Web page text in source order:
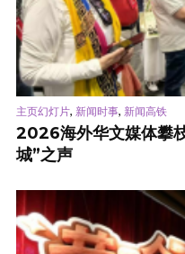
主页幻灯片, 新闻时事, 新闻高铁
2026海外华文媒体攀
城”之声